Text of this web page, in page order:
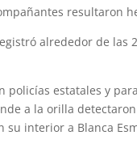
resul­taron
alrededor de las
policías estatales y
a la orilla
interior a Blanca